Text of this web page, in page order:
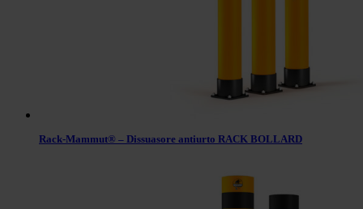
Rack-Mammut® – Dissuasore antiurto RACK BOLLARD